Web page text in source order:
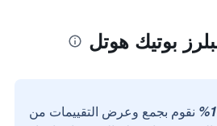
بوتيك هوتل
نقوم بجمع وعرض التقييمات من